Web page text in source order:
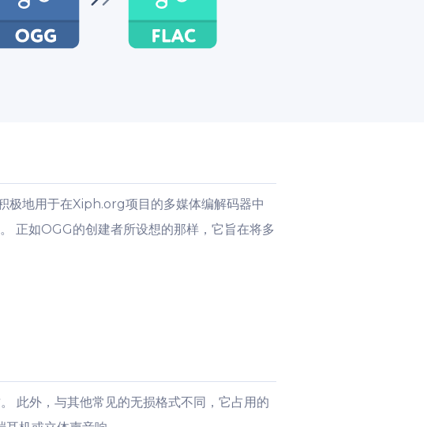
极地用于在Xiph.org项目的多媒体编解码器中
正如OGG的创建者所设想的那样，它旨在将多
此外，与其他常见的无损格式不同，它占用的